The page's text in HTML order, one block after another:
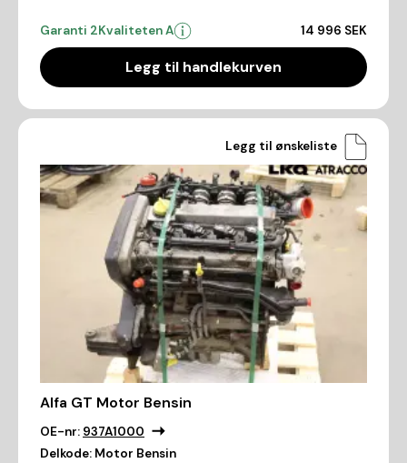
Garanti 2Kvaliteten A 14 996 SEK
Legg til handlekurven
Legg til ønskeliste
Alfa GT Motor Bensin
OE-nr: 937A1000
Delkode: Motor Bensin